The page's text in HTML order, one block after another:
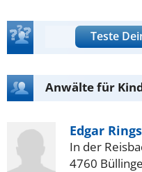
Teste
Anwälte für
Edgar Rings
In der
4760